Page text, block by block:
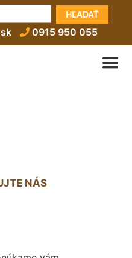
HĽADAŤ
0915 950 055
NÁS